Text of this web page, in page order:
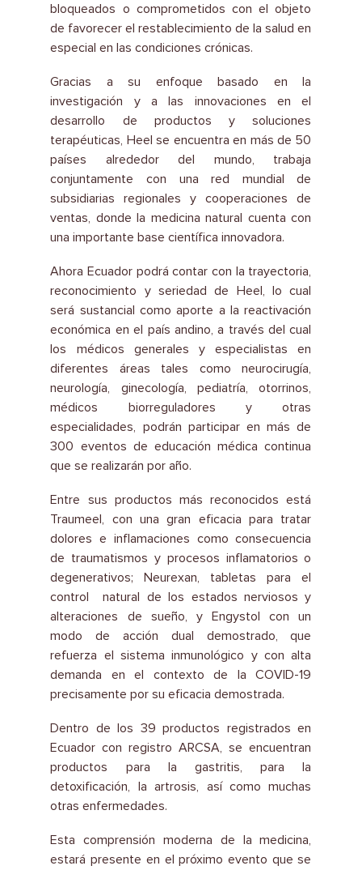
bloqueados o comprometidos con el objeto
de favorecer el restablecimiento de la salud en
especial en las condiciones crónicas.
Gracias a su enfoque basado en la
investigación y a las innovaciones en el
desarrollo de productos y soluciones
terapéuticas, Heel se encuentra en más de 50
países alrededor del mundo, trabaja
conjuntamente con una red mundial de
subsidiarias regionales y cooperaciones de
ventas, donde la medicina natural cuenta con
una importante base científica innovadora.
Ahora Ecuador podrá contar con la trayectoria,
reconocimiento y seriedad de Heel, lo cual
será sustancial como aporte a la reactivación
económica en el país andino, a través del cual
los médicos generales y especialistas en
diferentes áreas tales como neurocirugía,
neurología, ginecología, pediatría, otorrinos,
médicos biorreguladores y otras
especialidades, podrán participar en más de
300 eventos de educación médica continua
que se realizarán por año.
Entre sus productos más reconocidos está
Traumeel, con una gran eficacia para tratar
dolores e inflamaciones como consecuencia
de traumatismos y procesos inflamatorios o
degenerativos; Neurexan, tabletas para el
control natural de los estados nerviosos y
alteraciones de sueño, y Engystol con un
modo de acción dual demostrado, que
refuerza el sistema inmunológico y con alta
demanda en el contexto de la COVID-19
precisamente por su eficacia demostrada.
Dentro de los 39 productos registrados en
Ecuador con registro ARCSA, se encuentran
productos para la gastritis, para la
detoxificación, la artrosis, así como muchas
otras enfermedades.
Esta comprensión moderna de la medicina,
estará presente en el próximo evento que se